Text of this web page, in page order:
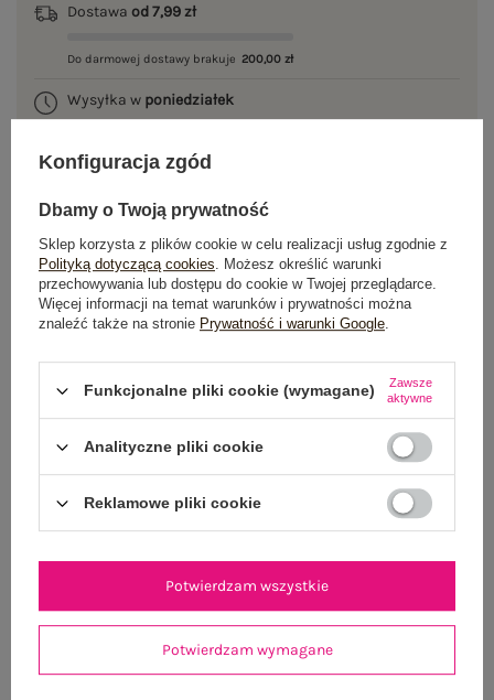
Dostawa od 7,99 zł
Do darmowej dostawy brakuje 200,00 zł
Wysyłka w poniedziałek
OPIS PRODUKTU
GŁÓWNE PARAMETRY
WYSYŁKA I DOSTAWA
ZWROTY I REKLAMACJE
NEWSLETTER
Konfiguracja zgód
Dbamy o Twoją prywatność
Sklep korzysta z plików cookie w celu realizacji usług zgodnie z
Polityką dotyczącą cookies. Możesz określić warunki
przechowywania lub dostępu do cookie w Twojej przeglądarce.
Więcej informacji na temat warunków i prywatności można
znaleźć także na stronie Prywatność i warunki Google.
Funkcjonalne pliki cookie (wymagane)
Zawsze
aktywne
Analityczne pliki cookie
Reklamowe pliki cookie
Potwierdzam wymagane
Potwierdzam wszystkie